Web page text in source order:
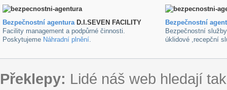
Bezpečnostní agenturaD.I.SEVEN FACILITY
Facility management a podpůrné činnosti.
Poskytujeme Náhradní plnění.
Bezpečnostní
Bezpečnostní
úklidové ,recepční
Překlepy: Lidé náš web hledají